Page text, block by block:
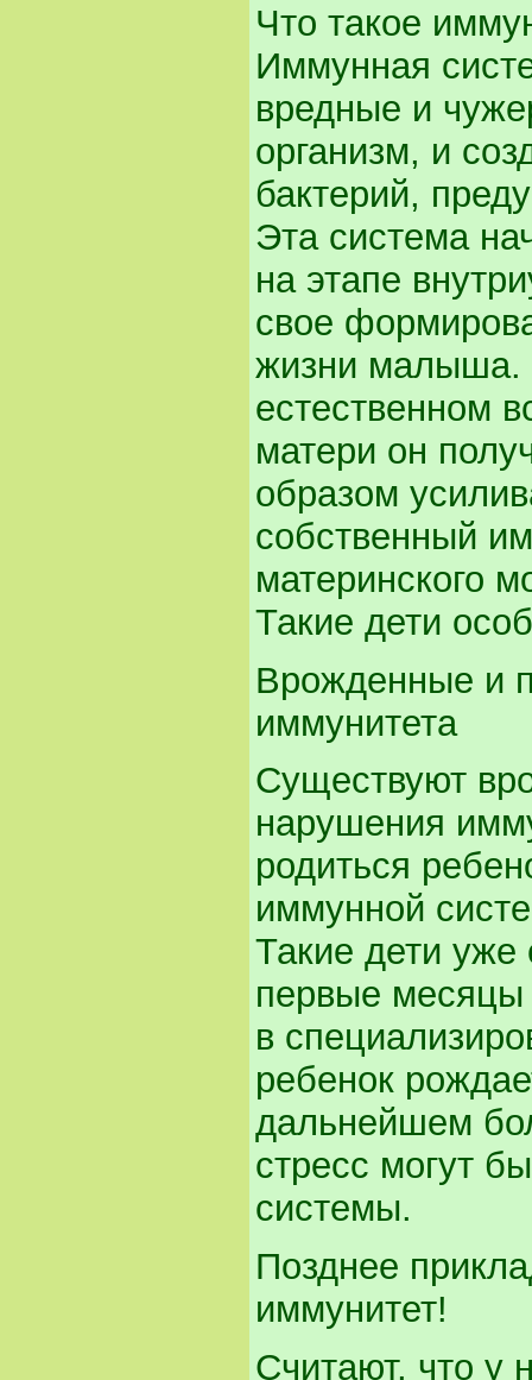
Что такое
Иммунная
вредные и
организм, и
бактерий,
Эта система
на этапе
свое
жизни малыша.
естественном
матери он
образом
собственный
материнского
Такие дети
Врожденные и
иммунитета
Существуют
нарушения
родиться
иммунной
Такие дети
первые месяцы
в
ребенок
дальнейшем
стресс могут
системы.
Позднее
иммунитет!
Считают, что у